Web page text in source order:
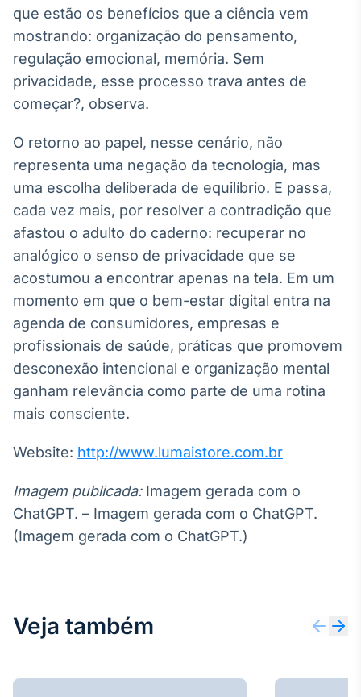
que estão os benefícios que a ciência vem
mostrando: organização do pensamento,
regulação emocional, memória. Sem
privacidade, esse processo trava antes de
começar?, observa.
O retorno ao papel, nesse cenário, não
representa uma negação da tecnologia, mas
uma escolha deliberada de equilíbrio. E passa,
cada vez mais, por resolver a contradição que
afastou o adulto do caderno: recuperar no
analógico o senso de privacidade que se
acostumou a encontrar apenas na tela. Em um
momento em que o bem-estar digital entra na
agenda de consumidores, empresas e
profissionais de saúde, práticas que promovem
desconexão intencional e organização mental
ganham relevância como parte de uma rotina
mais consciente.
Website: http://www.lumaistore.com.br
Imagem publicada:Imagem gerada com o
ChatGPT. – Imagem gerada com o ChatGPT.
(Imagem gerada com o ChatGPT.)
Veja também